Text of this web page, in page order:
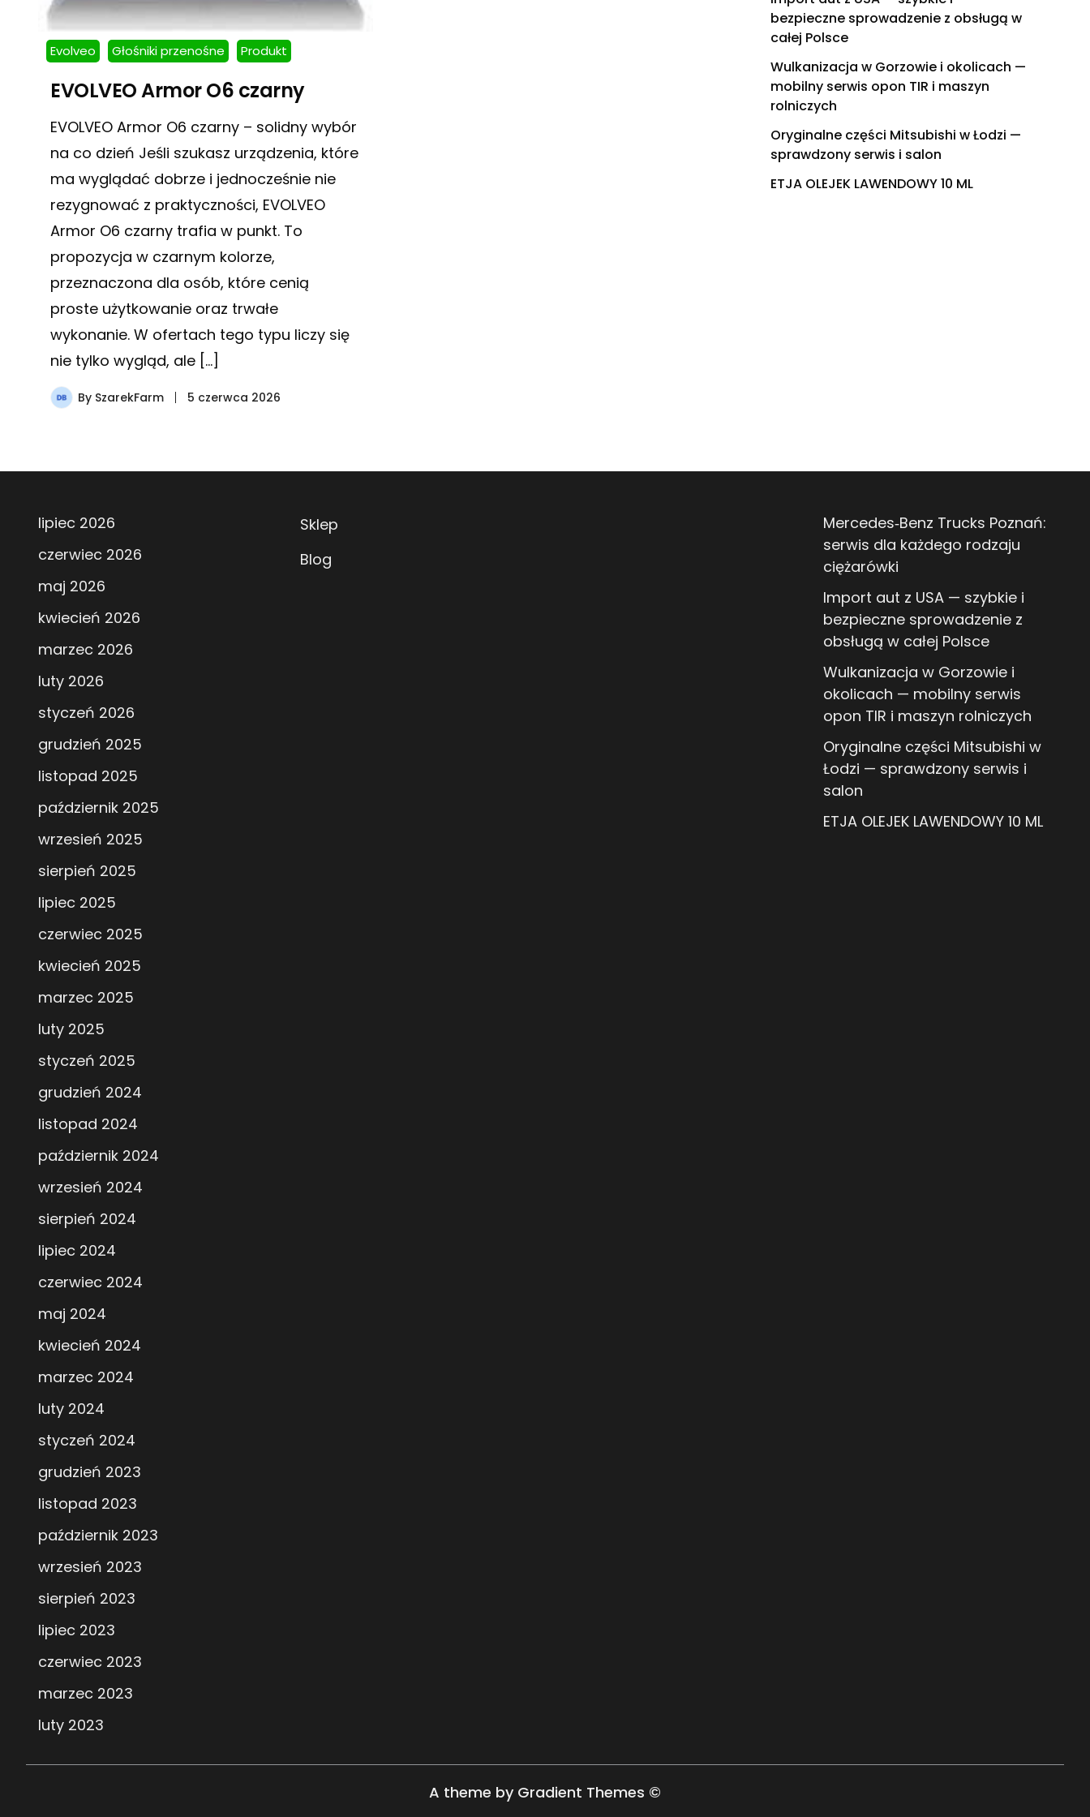
Evolveo Głośniki przenośne Produkt
EVOLVEO Armor O6 czarny
EVOLVEO Armor O6 czarny – solidny wybór
na co dzień Jeśli szukasz urządzenia, które
ma wyglądać dobrze i jednocześnie nie
rezygnować z praktyczności, EVOLVEO
Armor O6 czarny trafia w punkt. To
propozycja w czarnym kolorze,
przeznaczona dla osób, które cenią
proste użytkowanie oraz trwałe
wykonanie. W ofertach tego typu liczy się
nie tylko wygląd, ale […]
By SzarekFarm 5 czerwca 2026
bezpieczne sprowadzenie z obsługą w
całej Polsce
Wulkanizacja w Gorzowie i okolicach —
mobilny serwis opon TIR i maszyn
rolniczych
Oryginalne części Mitsubishi w Łodzi —
sprawdzony serwis i salon
ETJA OLEJEK LAWENDOWY 10 ML
lipiec 2026
czerwiec 2026
maj 2026
kwiecień 2026
marzec 2026
luty 2026
styczeń 2026
grudzień 2025
listopad 2025
październik 2025
wrzesień 2025
sierpień 2025
lipiec 2025
czerwiec 2025
kwiecień 2025
marzec 2025
luty 2025
styczeń 2025
grudzień 2024
listopad 2024
październik 2024
wrzesień 2024
sierpień 2024
lipiec 2024
czerwiec 2024
maj 2024
kwiecień 2024
marzec 2024
luty 2024
styczeń 2024
grudzień 2023
listopad 2023
październik 2023
wrzesień 2023
sierpień 2023
lipiec 2023
czerwiec 2023
marzec 2023
luty 2023
Sklep
Blog
Mercedes‑Benz Trucks Poznań:
serwis dla każdego rodzaju
ciężarówki
Import aut z USA — szybkie i
bezpieczne sprowadzenie z
obsługą w całej Polsce
Wulkanizacja w Gorzowie i
okolicach — mobilny serwis
opon TIR i maszyn rolniczych
Oryginalne części Mitsubishi w
Łodzi — sprawdzony serwis i
salon
ETJA OLEJEK LAWENDOWY 10 ML
A theme by Gradient Themes ©